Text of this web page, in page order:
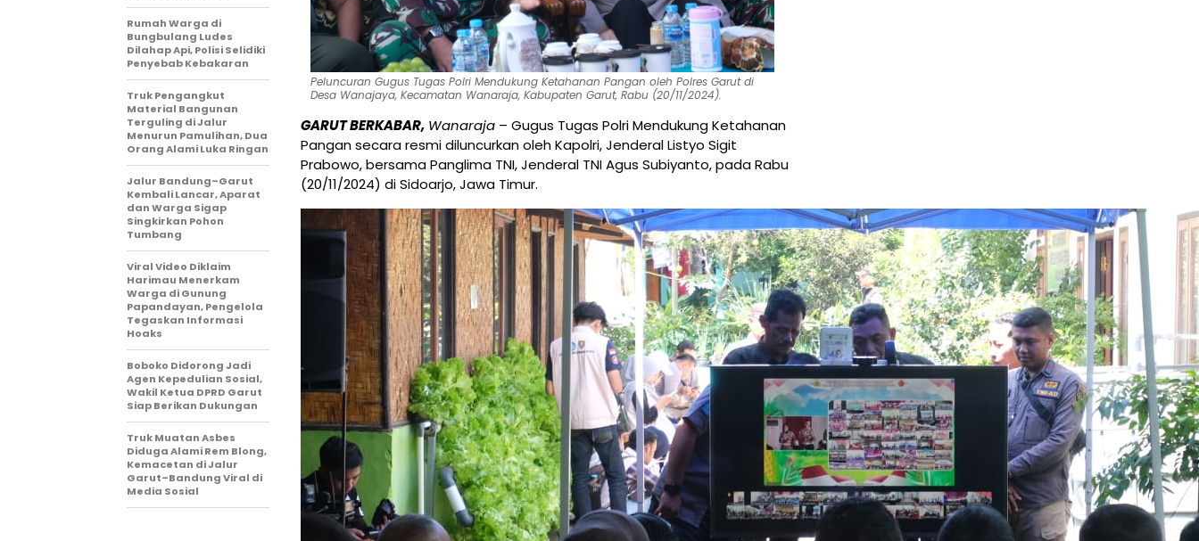
Peluncuran Gugus Tugas Polri Mendukung Ketahanan Pangan oleh Polres Garut di
Desa Wanajaya, Kecamatan Wanaraja, Kabupaten Garut, Rabu (20/11/2024).
GARUT BERKABAR, Wanaraja – Gugus Tugas Polri Mendukung Ketahanan
Pangan secara resmi diluncurkan oleh Kapolri, Jenderal Listyo Sigit
Prabowo, bersama Panglima TNI, Jenderal TNI Agus Subiyanto, pada Rabu
(20/11/2024) di Sidoarjo, Jawa Timur.
Rumah Warga di
Bungbulang Ludes
Dilahap Api, Polisi Selidiki
Penyebab Kebakaran
Truk Pengangkut
Material Bangunan
Terguling di Jalur
Menurun Pamulihan, Dua
Orang Alami Luka Ringan
Jalur Bandung–Garut
Kembali Lancar, Aparat
dan Warga Sigap
Singkirkan Pohon
Tumbang
Viral Video Diklaim
Harimau Menerkam
Warga di Gunung
Papandayan, Pengelola
Tegaskan Informasi
Hoaks
Boboko Didorong Jadi
Agen Kepedulian Sosial,
Wakil Ketua DPRD Garut
Siap Berikan Dukungan
Truk Muatan Asbes
Diduga Alami Rem Blong,
Kemacetan di Jalur
Garut–Bandung Viral di
Media Sosial